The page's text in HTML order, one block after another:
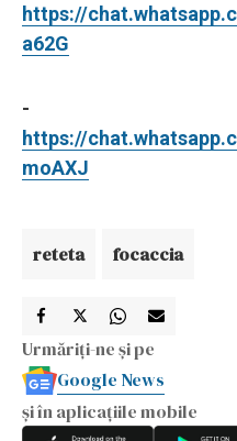
https://
a62G
-
https://
moAXJ
reteta focaccia
Urmăriți-ne și pe
Google News
și în aplicațiile mobile